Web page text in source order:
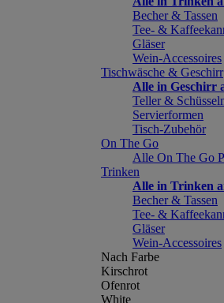
Becher & Tassen
Tee- &
Gläser
Wein-Accessoires
Tischwäsche & Geschirr
Alle in Geschirr
Teller &
Servierformen
Tisch-Zubehör
On The Go
Alle On The Go
Trinken
Alle in Trinken
Becher & Tassen
Tee- &
Gläser
Wein-Accessoires
Nach Farbe
Kirschrot
Ofenrot
White